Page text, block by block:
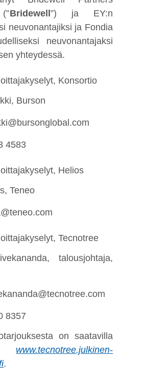
Bridewell”) ja EY:n
neuvonantajiksi ja Fondia
neuvonantajaksi
yhteydessä.
Konsortio
Burson
4583
Helios
Teneo
Tecnotree
talousjohtaja,
8357
on saatavilla
www.tecnotree.julkinen-
.